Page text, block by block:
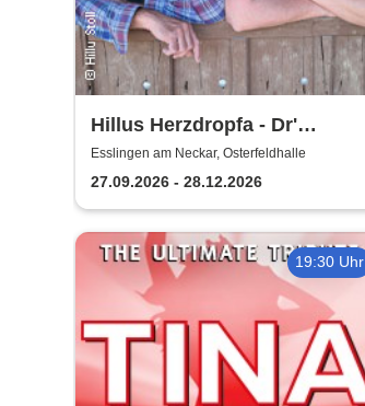
Hillus Herzdropfa - Dr'
normale Wahnsinn!
Esslingen am Neckar, Osterfeldhalle
27.09.2026 - 28.12.2026
19:30 Uhr